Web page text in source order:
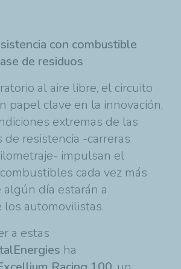
con combustible
de residuos
al aire libre, el circuito
papel clave en la innovación,
extremas de las
de resistencia -carreras
impulsan el
cada vez más
día estarán a
los automovilistas.
a estas
ha